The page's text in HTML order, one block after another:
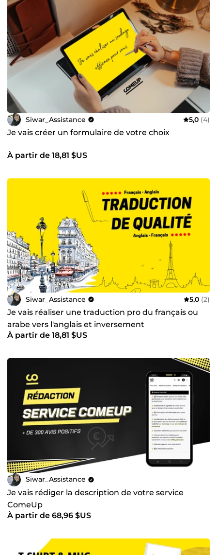
Siwar_Assistance 5,0 (4)
Je vais créer un formulaire de votre choix
À partir de 18,81 $US
Siwar_Assistance 5,0 (2)
Je vais réaliser une traduction pro du français ou
arabe vers l'anglais et inversement
À partir de 18,81 $US
Siwar_Assistance
Je vais rédiger la description de votre service
ComeUp
À partir de 68,96 $US